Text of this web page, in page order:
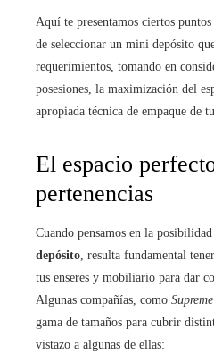
Aquí te presentamos ciertos
de seleccionar un mini depósito
requerimientos, tomando en
posesiones, la maximización del
apropiada técnica de empaque de
El espacio
pertenencias
Cuando pensamos en la
depósito, resulta fundamental
tus enseres y mobiliario para dar
Algunas compañías, como
gama de tamaños para cubrir
vistazo a algunas de ellas: